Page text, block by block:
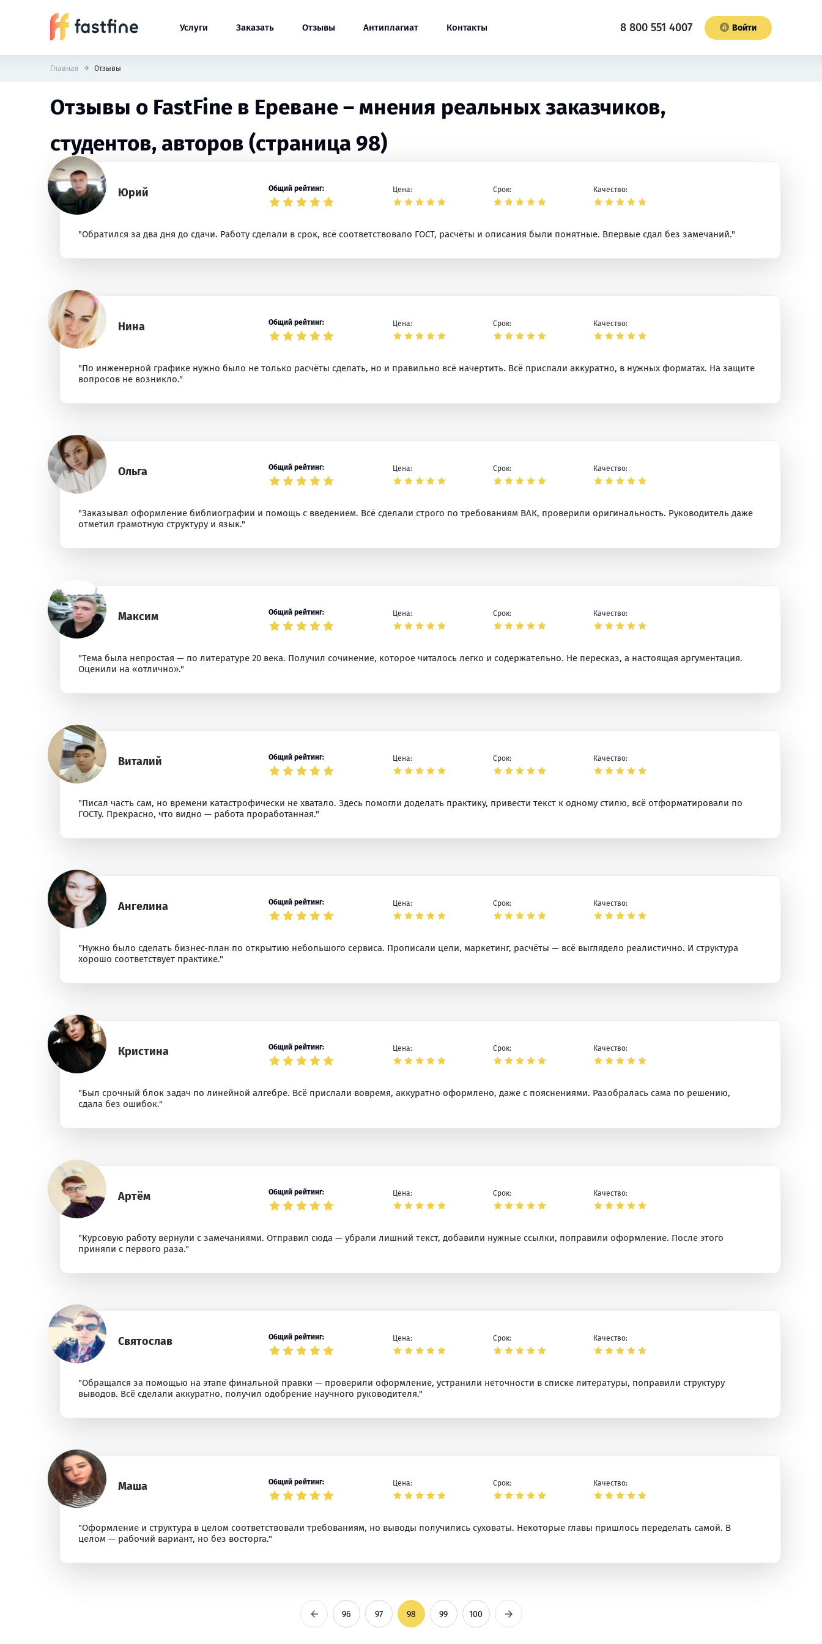
Услуги Заказать Отзывы Антиплагиат Контакты 8 800 551 4007 Войти
Главная Отзывы
Отзывы о FastFine в Ереване – мнения реальных заказчиков,
студентов, авторов (страница 98)
Юрий Общий рейтинг: Цена: Срок: Качество:
"Обратился за два дня до сдачи. Работу сделали в срок, всё соответствовало ГОСТ, расчёты и описания были понятные. Впервые сдал без замечаний."
Нина Общий рейтинг: Цена: Срок: Качество:
"По инженерной графике нужно было не только расчёты сделать, но и правильно всё начертить. Всё прислали аккуратно, в нужных форматах. На защите
вопросов не возникло."
Ольга Общий рейтинг: Цена: Срок: Качество:
"Заказывал оформление библиографии и помощь с введением. Всё сделали строго по требованиям ВАК, проверили оригинальность. Руководитель даже
отметил грамотную структуру и язык."
Максим Общий рейтинг: Цена: Срок: Качество:
"Тема была непростая — по литературе 20 века. Получил сочинение, которое читалось легко и содержательно. Не пересказ, а настоящая аргументация.
Оценили на «отлично»."
Виталий Общий рейтинг: Цена: Срок: Качество:
"Писал часть сам, но времени катастрофически не хватало. Здесь помогли доделать практику, привести текст к одному стилю, всё отформатировали по
ГОСТу. Прекрасно, что видно — работа проработанная."
Ангелина Общий рейтинг: Цена: Срок: Качество:
"Нужно было сделать бизнес-план по открытию небольшого сервиса. Прописали цели, маркетинг, расчёты — всё выглядело реалистично. И структура
хорошо соответствует практике."
Кристина Общий рейтинг: Цена: Срок: Качество:
"Был срочный блок задач по линейной алгебре. Всё прислали вовремя, аккуратно оформлено, даже с пояснениями. Разобралась сама по решению,
сдала без ошибок."
Артём Общий рейтинг: Цена: Срок: Качество:
"Курсовую работу вернули с замечаниями. Отправил сюда — убрали лишний текст, добавили нужные ссылки, поправили оформление. После этого
приняли с первого раза."
Святослав Общий рейтинг: Цена: Срок: Качество:
"Обращался за помощью на этапе финальной правки — проверили оформление, устранили неточности в списке литературы, поправили структуру
выводов. Всё сделали аккуратно, получил одобрение научного руководителя."
Маша Общий рейтинг: Цена: Срок: Качество:
"Оформление и структура в целом соответствовали требованиям, но выводы получились суховаты. Некоторые главы пришлось переделать самой. В
целом — рабочий вариант, но без восторга."
Предыдущая
96 97 98 99 100 Следующая